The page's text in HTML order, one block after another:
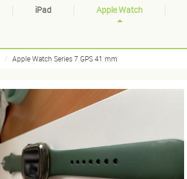
iPad Apple Watch
Apple Watch Series 7 GPS 41 mm